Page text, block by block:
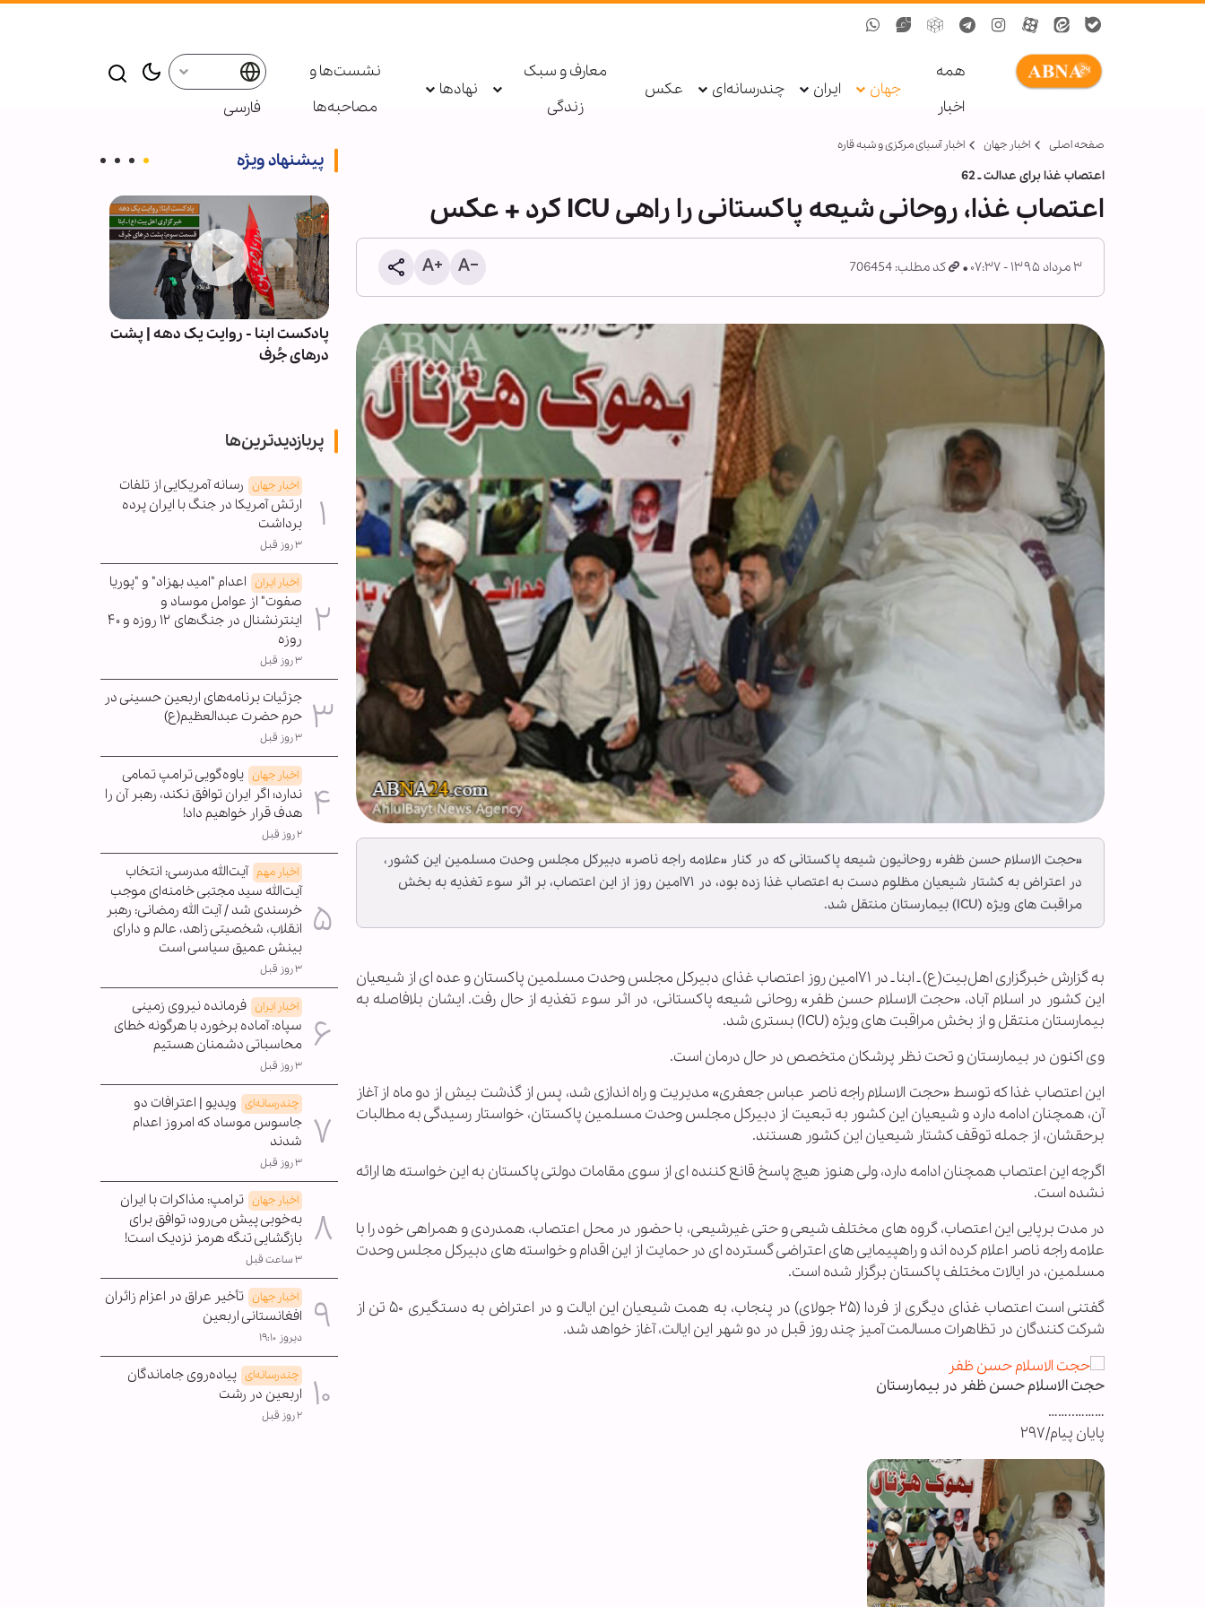
همه
اخبار
جهان ایران چندرسانه‌ای عکس
معارف و سبک
زندگی
نهادها
نشست‌ها و
مصاحبه‌ها
فارسی
صفحه اصلی اخبار جهان اخبار آسیای مرکزی و شبه قاره
اعتصاب غذا برای عدالت ـ 62
اعتصاب غذا، روحانی شیعه پاکستانی را راهی ICU کرد + عکس
۳ مرداد ۱۳۹۵ - ۰۷:۳۷ کد مطلب: 706454
«حجت الاسلام حسن ظفر» روحانیون شیعه پاکستانی که در کنار «علامه راجه ناصر» دبیرکل مجلس وحدت مسلمین این کشور،
در اعتراض به کشتار شیعیان مظلوم دست به اعتصاب غذا زده بود، در ۷۱امین روز از این اعتصاب، بر اثر سوء تغذیه به بخش
مراقبت های ویژه (ICU) بیمارستان منتقل شد.
به گزارش خبرگزاری اهل‌بیت(ع) ـ ابنا ـ در ۷۱امین روز اعتصاب غذای دبیرکل مجلس وحدت مسلمین پاکستان و عده ای از شیعیان
این کشور در اسلام آباد، «حجت الاسلام حسن ظفر» روحانی شیعه پاکستانی، در اثر سوء تغذیه از حال رفت. ایشان بلافاصله به
بیمارستان منتقل و از بخش مراقبت های ویژه (ICU) بستری شد.
وی اکنون در بیمارستان و تحت نظر پرشکان متخصص در حال درمان است.
این اعتصاب غذا که توسط «حجت الاسلام راجه ناصر عباس جعفری» مدیریت و راه اندازی شد، پس از گذشت بیش از دو ماه از آغاز
آن، همچنان ادامه دارد و شیعیان این کشور به تبعیت از دبیرکل مجلس وحدت مسلمین پاکستان، خواستار رسیدگی به مطالبات
برحقشان، از جمله توقف کشتار شیعیان این کشور هستند.
اگرچه این اعتصاب همچنان ادامه دارد، ولی هنوز هیچ پاسخ قانع کننده ای از سوی مقامات دولتی پاکستان به این خواسته ها ارائه
نشده است.
در مدت برپایی این اعتصاب، گروه های مختلف شیعی و حتی غیرشیعی، با حضور در محل اعتصاب، همدردی و همراهی خود را با
علامه راجه ناصر اعلام کرده اند و راهپیمایی های اعتراضی گسترده ای در حمایت از این اقدام و خواسته های دبیرکل مجلس وحدت
مسلمین، در ایالات مختلف پاکستان برگزار شده است.
گفتنی است اعتصاب غذای دیگری از فردا (۲۵ جولای) در پنجاب، به همت شیعیان این ایالت و در اعتراض به دستگیری ۵۰ تن از
شرکت کنندگان در تظاهرات مسالمت آمیز چند روز قبل در دو شهر این ایالت، آغاز خواهد شد.
حجت الاسلام حسن ظفر در بیمارستان
………..……
پایان پیام/۲۹۷
پیشنهاد ویژه
اینفوگرافی | گواهی بر امامت،
هدایت و حقانیت امام حسین(ع) -
پادکست ابنا - روایت یک دهه | پشت
درهای جُرف
پربازدیدترین‌ها
اخبار جهان رسانه آمریکایی از تلفات
ارتش آمریکا در جنگ با ایران پرده
برداشت
۳ روز قبل
اخبار ایران اعدام "امید بهزاد" و "پوریا
صفوت" از عوامل موساد و
اینترنشنال در جنگ‌های ۱۲ روزه و ۴۰
روزه
۳ روز قبل
جزئیات برنامه‌های اربعین حسینی در
حرم حضرت عبدالعظیم(ع)
۳ روز قبل
اخبار جهان یاوه‌گویی ترامپ تمامی
ندارد؛ اگر ایران توافق نکند، رهبر آن را
هدف قرار خواهیم داد!
۲ روز قبل
اخبار مهم آیت‌الله مدرسی: انتخاب
آیت‌الله سید مجتبی خامنه‌ای موجب
خرسندی شد / آیت الله رمضانی: رهبر
انقلاب، شخصیتی زاهد، عالم و دارای
بینش عمیق سیاسی است
۳ روز قبل
اخبار ایران فرمانده نیروی زمینی
سپاه: آماده برخورد با هرگونه خطای
محاسباتی دشمنان هستیم
۳ روز قبل
چندرسانه‌ای ویدیو | اعترافات دو
جاسوس موساد که امروز اعدام
شدند
۳ روز قبل
اخبار جهان ترامپ: مذاکرات با ایران
به‌خوبی پیش می‌رود؛ توافق برای
بازگشایی تنگه هرمز نزدیک است!
۳ ساعت قبل
اخبار جهان تأخیر عراق در اعزام زائران
افغانستانی اربعین
دیروز ۱۹:۱۰
چندرسانه‌ای پیاده‌روی جاماندگان
اربعین در رشت
۲ روز قبل